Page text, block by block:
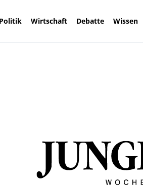
Politik Wirtschaft Debatte Wissen